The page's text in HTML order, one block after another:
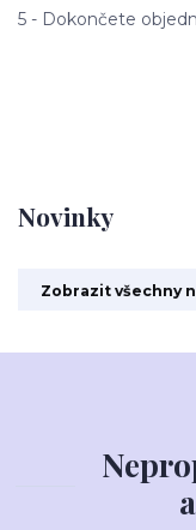
Novinky
Zobrazit všechny
5 - Dokončete